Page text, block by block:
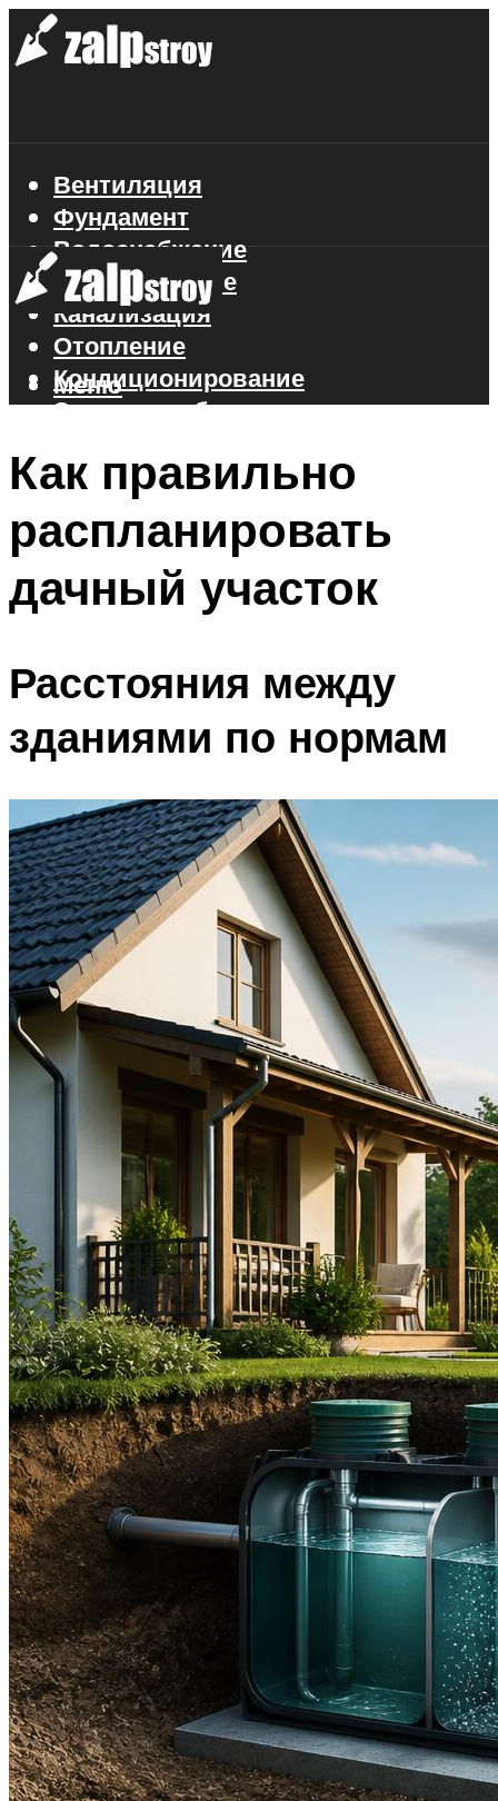
Вентиляция
Фундамент
Водоснабжение
Газоснабжение
Канализация
Отопление
Кондиционирование
Электроснабжение
Меню
Меню
Как правильно
распланировать
дачный участок
Расстояния между
зданиями по нормам